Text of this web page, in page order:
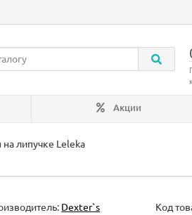
Акции
липучке Leleka
Dexter`s Код